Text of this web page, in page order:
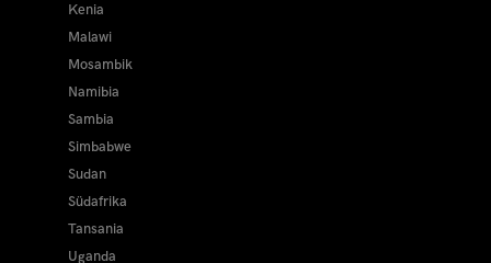
Kenia
Malawi
Mosambik
Namibia
Sambia
Simbabwe
Sudan
Südafrika
Tansania
Uganda